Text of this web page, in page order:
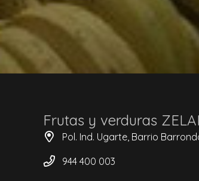
Frutas y verduras
Pol. Ind. Ugarte, Barrio
944 400 003